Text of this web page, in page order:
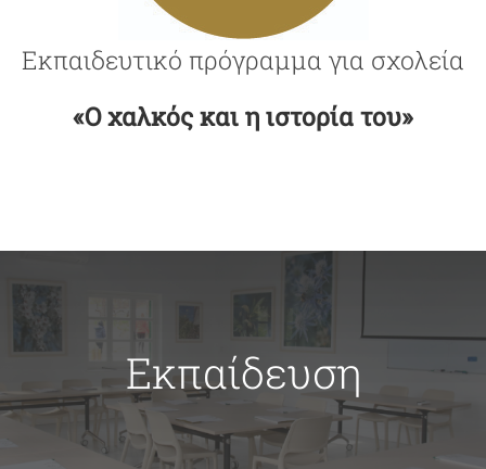
Εκπαιδευτικό πρόγραμμα για σχολεία
«Ο χαλκός και η ιστορία του»
Εκπαίδευση